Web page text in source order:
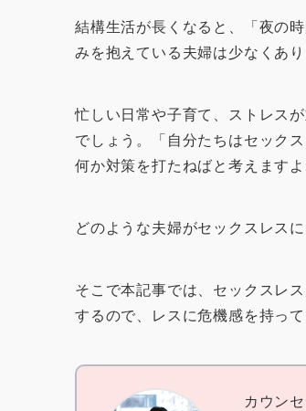
結構生活が長くなると、「夜の
みを抱えている夫婦は少なくあり
忙しい日常や子育て、ストレス
でしょう。「自分たちはセック
何か対策を打たねばと考えますよ
どのような夫婦がセックスレス
そこで本記事では、セックスレ
するので、レスに危機感を持っ
カウン